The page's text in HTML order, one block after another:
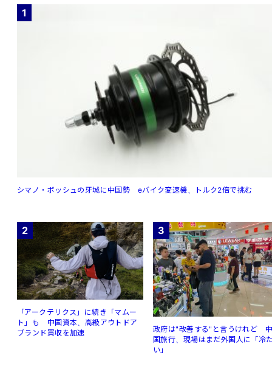
1
シマノ・ボッシュの牙城に中国勢 eバイク変速機、トルク2倍で挑む
2
「アークテリクス」に続き「マムー
ト」も 中国資本、高級アウトドア
ブランド買収を加速
3
政府は"改善する"と言うけれど
国旅行、現場はまだ外国人に「冷
い」